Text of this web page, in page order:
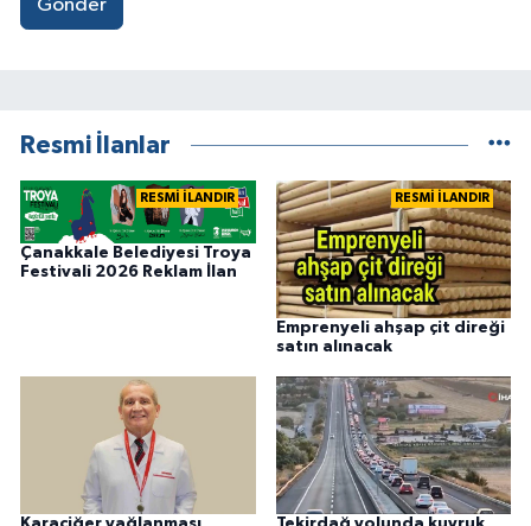
Gönder
Resmi İlanlar
RESMİ İLANDIR
Çanakkale Belediyesi Troya
Festivali 2026 Reklam İlan
RESMİ İLANDIR
Emprenyeli ahşap çit direği
satın alınacak